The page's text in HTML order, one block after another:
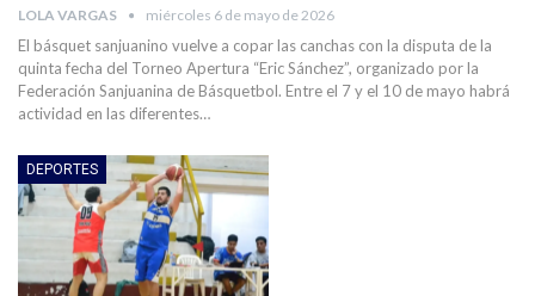
LOLA VARGAS miércoles 6 de mayo de 2026
El básquet sanjuanino vuelve a copar las canchas con la disputa de la
quinta fecha del Torneo Apertura “Eric Sánchez”, organizado por la
Federación Sanjuanina de Básquetbol. Entre el 7 y el 10 de mayo habrá
actividad en las diferentes…
DEPORTES